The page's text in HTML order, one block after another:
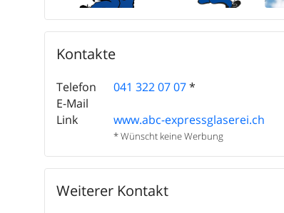
Kontakte
Telefon 041 322 07 07*
E-Mail
Link
www.abc-expressglaserei.ch
* Wünscht keine Werbung
Weiterer Kontakt